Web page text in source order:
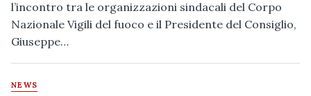
l’incontro tra le organizzazioni sindacali del Corpo
Nazionale Vigili del fuoco e il Presidente del Consiglio,
Giuseppe…
NEWS